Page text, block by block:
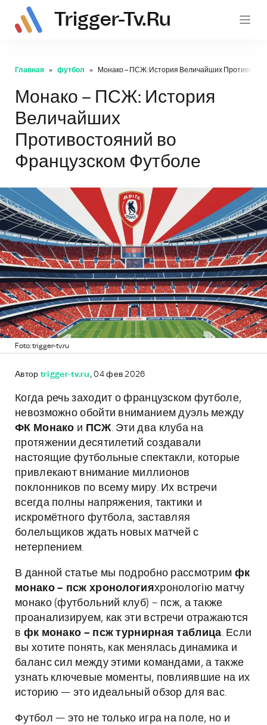
Trigger-Tv.ru
Главная футбол Монако – ПСЖ: История Величайших
Монако – ПСЖ: История
Величайших
Противостояний во
Французском Футболе
Foto: trigger-tv.ru
Автор trigger-tv.ru , 04 фев 2026
Когда речь заходит о французском футболе,
невозможно обойти вниманием дуэль между
ФК Монако и ПСЖ. Эти два клуба на
протяжении десятилетий создавали
настоящие футбольные спектакли, которые
привлекают внимание миллионов
поклонников по всему миру. Их встречи
всегда полны напряжения, тактики и
искромётного футбола, заставляя
болельщиков ждать новых матчей с
нетерпением.
В данной статье мы подробно рассмотрим фк
монако – псж хронологияхронологію матчу
монако (футбольний клуб) – псж, а также
проанализируем, как эти встречи отражаются
в фк монако – псж турнирная таблица. Если
вы хотите понять, как менялась динамика и
баланс сил между этими командами, а также
узнать ключевые моменты, повлиявшие на их
историю — это идеальный обзор для вас.
Футбол — это не только игра на поле, но и